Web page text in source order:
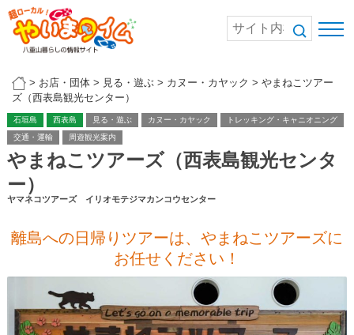
> お店・団体> 見る・遊ぶ> カヌー・カヤック > やまねこツアー
ズ（西表島観光センター）
石垣島 西表島 見る・遊ぶ カヌー・カヤック
トレッキング・キャニオニング
交通・運輸
周遊観光案内
やまねこツアーズ（西表島観光センタ
ー）
ヤマネコツアーズ イリオモテジマカンコウセンター
離島への日帰りツアーは、やまねこツアーズに
お任せください！